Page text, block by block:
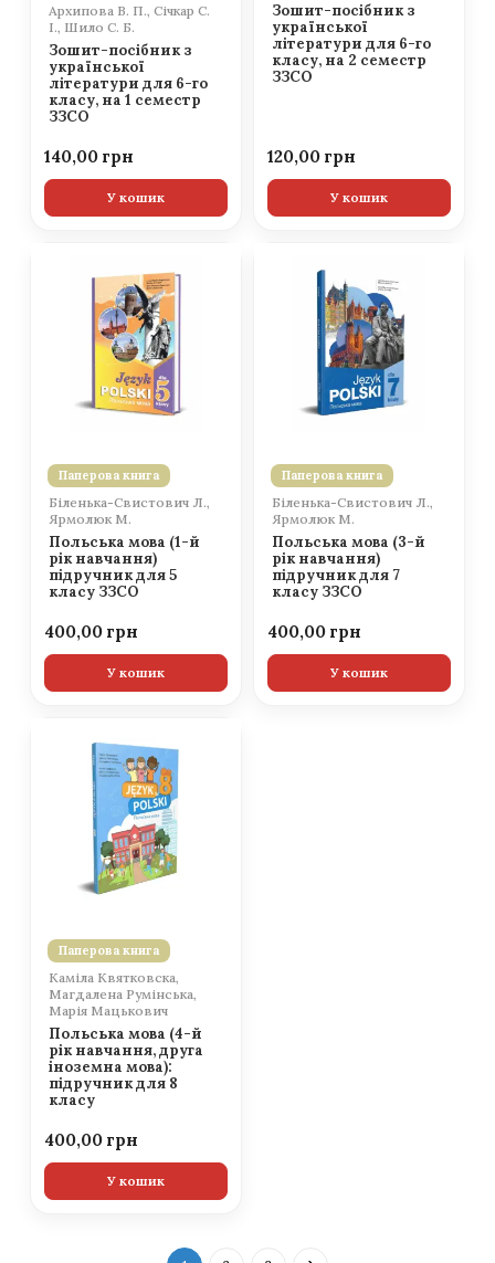
Архипова В. П., Січкар С.
І., Шило С. Б.
Зошит-посібник з
української
літератури для 6-го
класу, на 1 семестр
ЗЗСО
140,00
У кошик
Зошит-посібник з
української
літератури для 6-го
класу, на 2 семестр
ЗЗСО
120,00
У кошик
Паперова книга
Біленька-Свистович Л.,
Ярмолюк М.
Польська мова (1-й
рік навчання)
підручник для 5
класу ЗЗСО
400,00
У кошик
Паперова книга
Біленька-Свистович Л.,
Ярмолюк М.
Польська мова (3-й
рік навчання)
підручник для 7
класу ЗЗСО
400,00
У кошик
Паперова книга
Каміла Квятковска,
Магдалена Румінська,
Марія Мацькович
Польська мова (4-й
рік навчання, друга
іноземна мова):
підручник для 8
класу
400,00
У кошик